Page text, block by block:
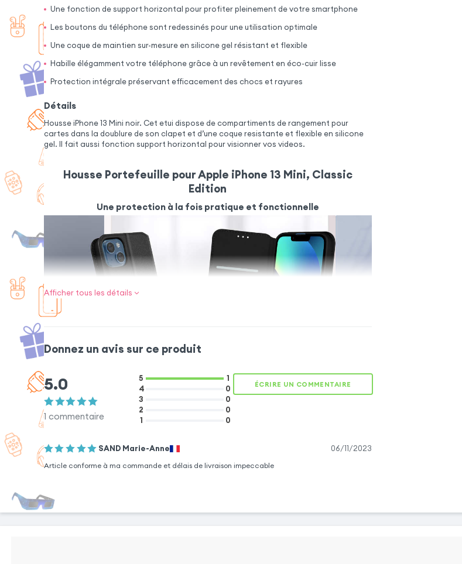
Une fonction de support horizontal pour profiter pleinement de votre smartphone
Les boutons du téléphone sont redessinés pour une utilisation optimale
Une coque de maintien sur-mesure en silicone gel résistant et flexible
Habille élégamment votre téléphone grâce à un revêtement en éco-cuir lisse
Protection intégrale préservant efficacement des chocs et rayures
Détails
Housse iPhone 13 Mini noir. Cet etui dispose de compartiments de rangement pour
cartes dans la doublure de son clapet et d’une coque resistante et flexible en silicone
gel. Il fait aussi fonction support horizontal pour visionner vos videos.
Housse Portefeuille pour Apple iPhone 13 Mini, Classic
Edition
Une protection à la fois pratique et fonctionnelle
Une protection intégrale résistante
Cet étui combine protection et praticité. Il
13 Mini, pour le préserver des chocs et des
rayures du quotidien. Désormais, votre
assure sa fixation une fois à l'intérieur.
Afficher tous les détails
Donnez un avis sur ce produit
5.0
1 commentaire
5
1
4
0
3
0
2
0
1
0
ÉCRIRE UN COMMENTAIRE
SAND Marie-Anne 06/11/2023
Article conforme à ma commande et délais de livraison impeccable